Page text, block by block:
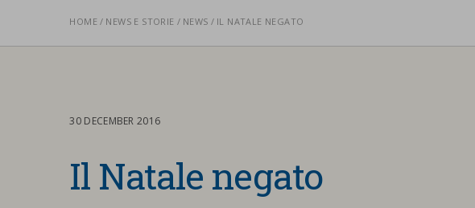
Cerca nel sito
HOME NEWS E STORIE NEWS IL NATALE NEGATO
30 DECEMBER 2016
Il Natale negato